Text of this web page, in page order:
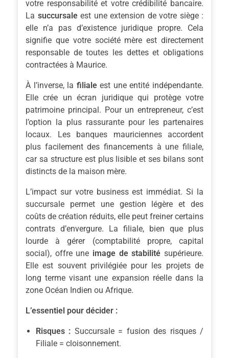
votre responsabilité et votre crédibilité bancaire.
La succursaleest une extension de votre siège :
elle n’a pas d’existence juridique propre. Cela
signifie que votre société mère est directement
responsable de toutes les dettes et obligations
contractées à Maurice.
À l’inverse, la filialeest une entité indépendante.
Elle crée un écran juridique qui protège votre
patrimoine principal. Pour un entrepreneur, c’est
l’option la plus rassurante pour les partenaires
locaux. Les banques mauriciennes accordent
plus facilement des financements à une filiale,
car sa structure est plus lisible et ses bilans sont
distincts de la maison mère.
L’impact sur votre business est immédiat. Si la
succursale permet une gestion légère et des
coûts de création réduits, elle peut freiner certains
contrats d’envergure. La filiale, bien que plus
lourde à gérer (comptabilité propre, capital
social), offre une image de stabilité supérieure.
Elle est souvent privilégiée pour les projets de
long terme visant une expansion réelle dans la
zone Océan Indien ou Afrique.
L’essentiel pour décider :
Risques : Succursale = fusion des risques /
Filiale = cloisonnement.